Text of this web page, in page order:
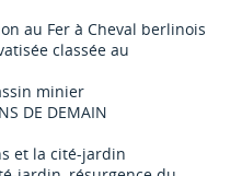
au Fer à Cheval berlinois
classée au
minier
DE DEMAIN
et la cité-jardin